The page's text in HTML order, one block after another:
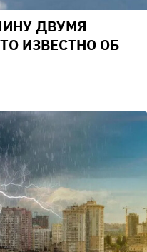
ДВУМЯ
ИЗВЕСТНО ОБ